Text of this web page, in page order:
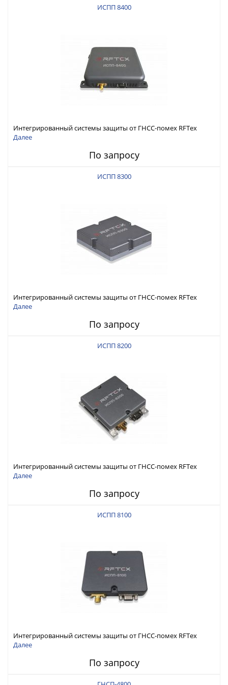
ИСПП 8400
Интегрированный системы защиты от ГНСС-помех RFТех
ИСПП 8400
Далее
По запросу
ИСПП 8300
Интегрированный системы защиты от ГНСС-помех RFТех
ИСПП 8300
Далее
По запросу
ИСПП 8200
Интегрированный системы защиты от ГНСС-помех RFТех
ИСПП 8200
Далее
По запросу
ИСПП 8100
Интегрированный системы защиты от ГНСС-помех RFТех
ИСПП 8100
Далее
По запросу